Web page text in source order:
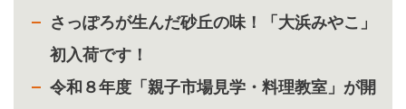
さっぽろが生んだ砂丘の味！「大浜みやこ」
初入荷です！
令和８年度「親子市場見学・料理教室」が開